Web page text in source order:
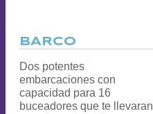
BARCO
Dos potentes
embarcaciones con
capacidad para 16
buceadores que te llevaran